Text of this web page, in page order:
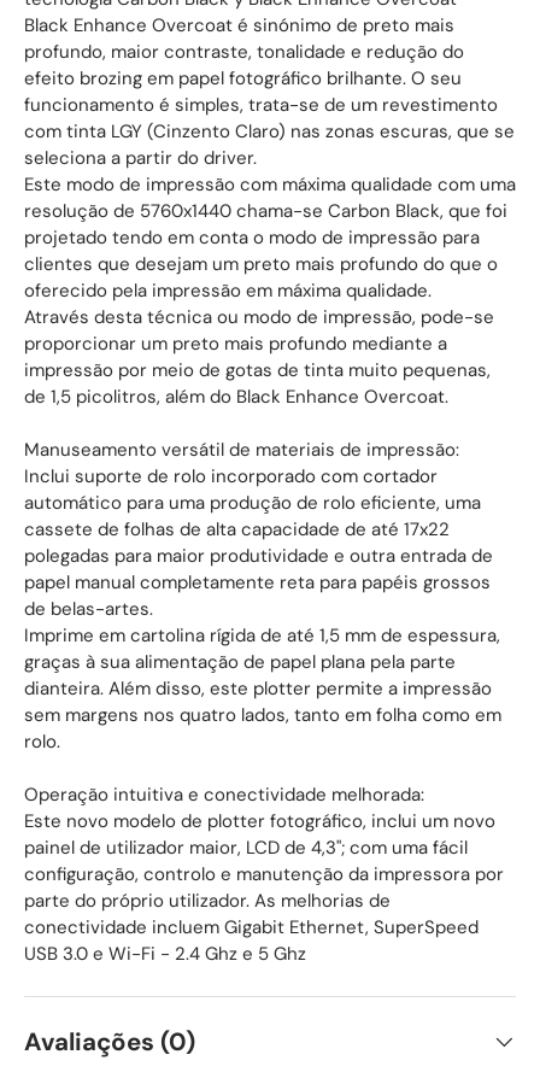
Black Enhance Overcoat é sinónimo de preto mais
profundo, maior contraste, tonalidade e redução do
efeito brozing em papel fotográfico brilhante. O seu
funcionamento é simples, trata-se de um revestimento
com tinta LGY (Cinzento Claro) nas zonas escuras, que se
seleciona a partir do driver.
Este modo de impressão com máxima qualidade com uma
resolução de 5760x1440 chama-se Carbon Black, que foi
projetado tendo em conta o modo de impressão para
clientes que desejam um preto mais profundo do que o
oferecido pela impressão em máxima qualidade.
Através desta técnica ou modo de impressão, pode-se
proporcionar um preto mais profundo mediante a
impressão por meio de gotas de tinta muito pequenas,
de 1,5 picolitros, além do Black Enhance Overcoat.
Manuseamento versátil de materiais de impressão:
Inclui suporte de rolo incorporado com cortador
automático para uma produção de rolo eficiente, uma
cassete de folhas de alta capacidade de até 17x22
polegadas para maior produtividade e outra entrada de
papel manual completamente reta para papéis grossos
de belas-artes.
Imprime em cartolina rígida de até 1,5 mm de espessura,
graças à sua alimentação de papel plana pela parte
dianteira. Além disso, este plotter permite a impressão
sem margens nos quatro lados, tanto em folha como em
rolo.
Operação intuitiva e conectividade melhorada:
Este novo modelo de plotter fotográfico, inclui um novo
painel de utilizador maior, LCD de 4,3"; com uma fácil
configuração, controlo e manutenção da impressora por
parte do próprio utilizador. As melhorias de
conectividade incluem Gigabit Ethernet, SuperSpeed
USB 3.0 e Wi-Fi - 2.4 Ghz e 5 Ghz
Avaliações (0)